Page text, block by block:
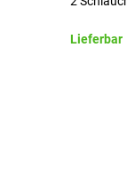
Lieferbar